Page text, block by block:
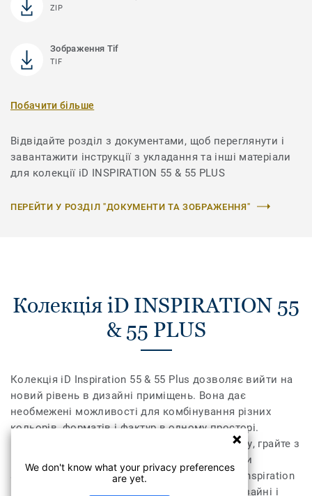
ZIP
Зображення Tif
TIF
Побачити більше
Відвідайте розділ з документами, щоб переглянути і
завантажити інструкції з укладання та інші матеріали
для колекції iD INSPIRATION 55 & 55 PLUS
ПЕРЕЙТИ У РОЗДІЛ "ДОКУМЕНТИ ТА ЗОБРАЖЕННЯ"
Колекція iD INSPIRATION 55
& 55 PLUS
Колекція iD Inspiration 55 & 55 Plus дозволяє вийти на
новий рівень в дизайні приміщень. Вона дає
необмежені можливості для комбінування різних
кольорів, форматів і фактур в одному просторі.
Поєднайте текстуру дерева, каміння та металу, грайте з
різними відтінками, доповніть їх необхідними
аксесуарами – плінтусами та профілями. iD Inspiration
55 & 55 Plus розсуває межі дозволеного у дизайні і
We don't know what your privacy preferences
are yet.